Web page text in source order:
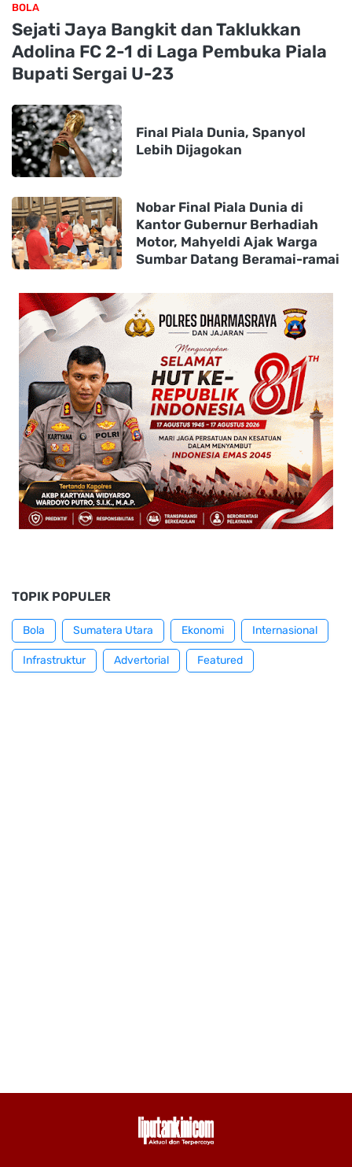
BOLA
Sejati Jaya Bangkit dan Taklukkan
Adolina FC 2-1 di Laga Pembuka Piala
Bupati Sergai U-23
Final Piala Dunia, Spanyol
Lebih Dijagokan
Nobar Final Piala Dunia di
Kantor Gubernur Berhadiah
Motor, Mahyeldi Ajak Warga
Sumbar Datang Beramai-ramai
TOPIK POPULER
Bola Sumatera Utara Ekonomi Internasional
Infrastruktur Advertorial Featured